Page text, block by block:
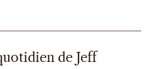
de Jeff